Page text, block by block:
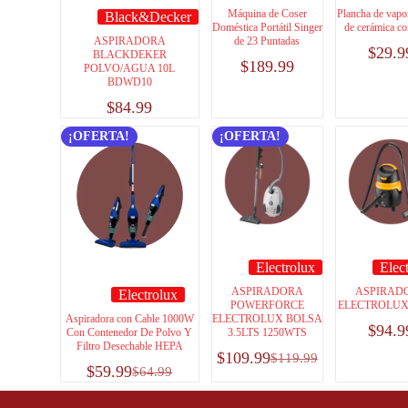
Black&Decker
ASPIRADORA
BLACKDEKER
POLVO/AGUA 10L
BDWD10
$84.99
Máquina de Coser
Doméstica Portátil Singer
de 23 Puntadas
$189.99
Plancha de
de cerámica
$
¡OFERTA!
Electrolux
Aspiradora con Cable 1000W
Con Contenedor De Polvo Y
Filtro Desechable HEPA
$64.99
$59.99
¡OFERTA!
Electrolux
ASPIRADORA
POWERFORCE
ELECTROLUX BOLSA
3.5LTS 1250WTS
$119.99
$109.99
$